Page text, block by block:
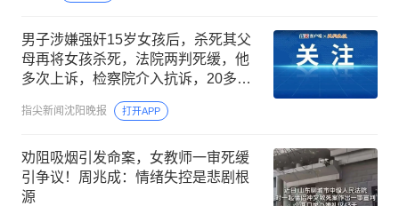
男子涉嫌强奸15岁女孩后，杀死其父
母再将女孩杀死，法院两判死缓，他
多次上诉，检察院介入抗诉，20多年
后按“疑罪从无”原则被宣告无罪
指尖新闻沈阳晚报 打开APP
劝阻吸烟引发命案，女教师一审死缓
引争议！周兆成：情绪失控是悲剧根
源